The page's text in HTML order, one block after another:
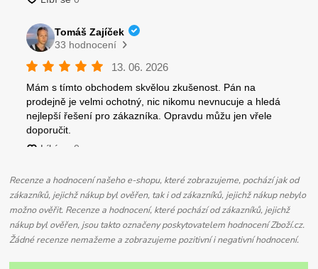
Recenze a hodnocení našeho e-shopu, které zobrazujeme, pochází jak od
zákazníků, jejichž nákup byl ověřen, tak i od zákazníků, jejichž nákup nebylo
možno ověřit. Recenze a hodnocení, které pochází od zákazníků, jejichž
nákup byl ověřen, jsou takto označeny poskytovatelem hodnocení Zboží.cz.
Žádné recenze nemažeme a zobrazujeme pozitivní i negativní hodnocení.